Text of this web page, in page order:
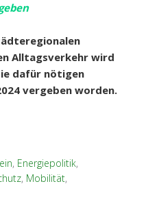
Alltagsverkehr wird
dafür nötigen
vergeben worden.
, Energiepolitik,
, Mobilität,